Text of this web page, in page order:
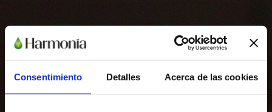
Consentimiento Detalles Acerca de las cookies